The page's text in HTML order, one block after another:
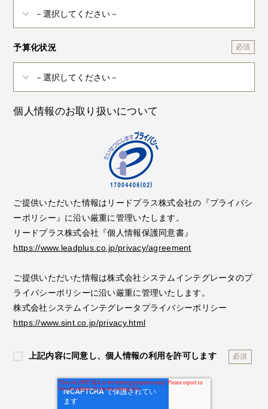
予算化状況
個人情報のお取り扱いについて
ご提供いただいた情報はリードプラス株式会社の『プライバシ
ーポリシー』に沿い厳重に管理いたします。
リードプラス株式会社『個人情報保護同意書』
https://www.leadplus.co.jp/privacy/agreement
ご提供いただいた情報は株式会社システムインテグレータのプ
ライバシーポリシーに沿い厳重に管理いたします。
株式会社システムインテグレータプライバシーポリシー
https://www.sint.co.jp/privacy.html
上記内容に同意し、個人情報の利用を許可します